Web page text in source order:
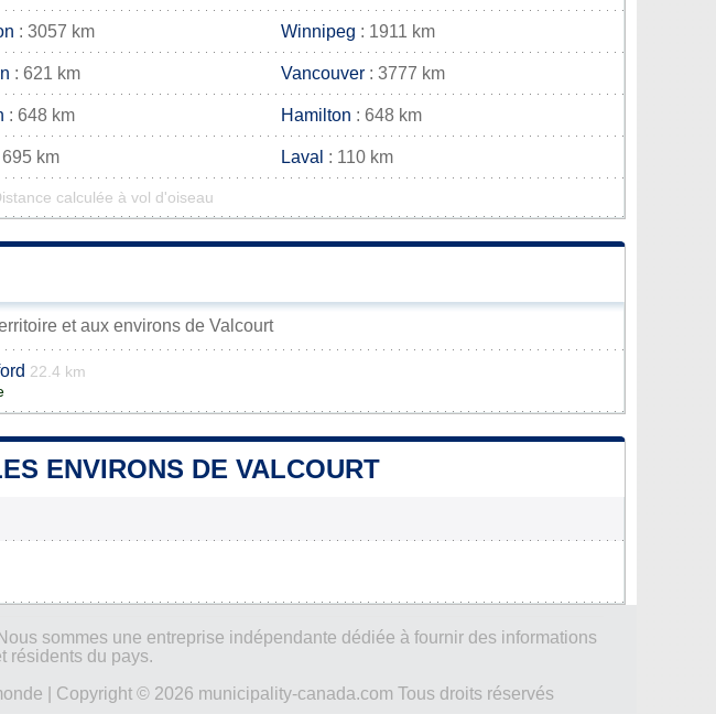
: 3057 km Winnipeg : 1911 km
: 621 km Vancouver : 3777 km
: 648 km Hamilton : 648 km
695 km Laval : 110 km
calculée à vol d'oiseau
et aux environs de Valcourt
22.4 km
ENVIRONS DE VALCOURT
sommes une entreprise indépendante dédiée à fournir des informations
résidents du pays.
| Copyright © 2026 municipality-canada.com Tous droits réservés